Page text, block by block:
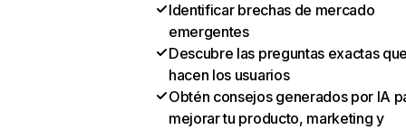
Identificar brechas de mercado
emergentes
Descubre las preguntas exactas
hacen los usuarios
Obtén consejos generados por IA
mejorar tu producto, marketing y